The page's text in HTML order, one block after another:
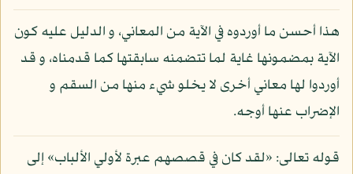
هذا أحسن ما أوردوه في الآية من المعاني، و الدليل عليه كون
الآية بمضمونها غاية لما تتضمنه سابقتها كما قدمناه، و قد
أوردوا لها معاني أخرى لا يخلو شيء منها من السقم و
الإضراب عنها أوجه.
قوله تعالى: «لقد كان في قصصهم عبرة لأولي الألباب» إلى